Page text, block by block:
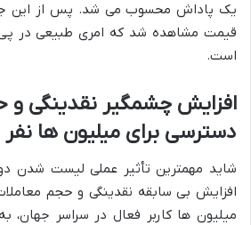
یک پاداش محسوب می شد. پس از این
قیمت مشاهده شد که امری طبیعی در پی
است.
افزایش چشمگیر نقدینگی و
دسترسی برای میلیون ها نفر
شاید مهمترین تأثیر عملی لیست شدن
افزایش بی سابقه نقدینگی و حجم
میلیون ها کاربر فعال در سراسر جهان،